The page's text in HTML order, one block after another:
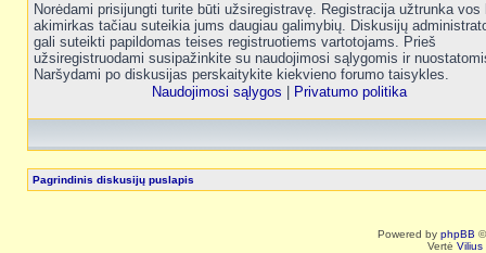
Norėdami prisijungti turite būti užsiregistravę. Registracija užtrunka vos
akimirkas tačiau suteikia jums daugiau galimybių. Diskusijų
gali suteikti papildomas teises registruotiems vartotojams. Prieš
užsiregistruodami susipažinkite su naudojimosi sąlygomis ir
Naršydami po diskusijas perskaitykite kiekvieno forumo taisykles.
Naudojimosi sąlygos
Privatumo politika
Pagrindinis diskusijų puslapis
Powered by phpBB
Vertė Vilius